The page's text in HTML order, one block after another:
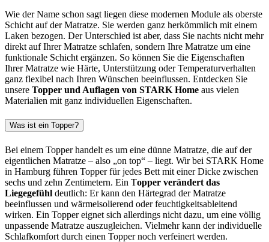
Wie der Name schon sagt liegen diese modernen Module als oberste
Schicht auf der Matratze. Sie werden ganz herkömmlich mit einem
Laken bezogen. Der Unterschied ist aber, dass Sie nachts nicht mehr
direkt auf Ihrer Matratze schlafen, sondern Ihre Matratze um eine
funktionale Schicht ergänzen. So können Sie die Eigenschaften
Ihrer Matratze wie Härte, Unterstützung oder Temperaturverhalten
ganz flexibel nach Ihren Wünschen beeinflussen. Entdecken Sie
unsere Topper und Auflagen von STARK Home aus vielen
Materialien mit ganz individuellen Eigenschaften.
Was ist ein Topper?
Bei einem Topper handelt es um eine dünne Matratze, die auf der
eigentlichen Matratze – also „on top“ – liegt. Wir bei STARK Home
in Hamburg führen Topper für jedes Bett mit einer Dicke zwischen
sechs und zehn Zentimetern. Ein Topper verändert das
Liegegefühl deutlich: Er kann den Härtegrad der Matratze
beeinflussen und wärmeisolierend oder feuchtigkeitsableitend
wirken. Ein Topper eignet sich allerdings nicht dazu, um eine völlig
unpassende Matratze auszugleichen. Vielmehr kann der individuelle
Schlafkomfort durch einen Topper noch verfeinert werden.